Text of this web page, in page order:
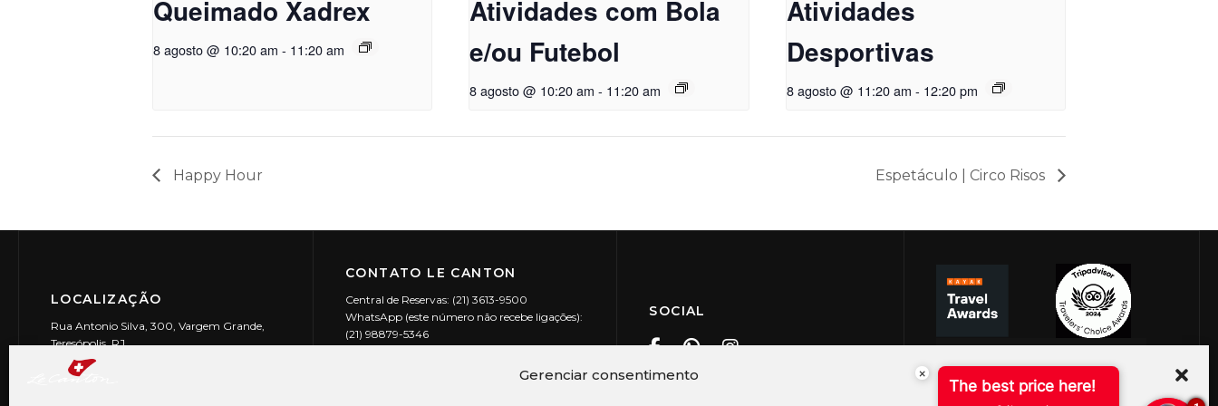
Gerenciar consentimento
Queimado Xadrex
8 agosto @ 10:20 am - 11:20 am
Atividades com Bola
e/ou Futebol
8 agosto @ 10:20 am - 11:20 am
Atividades
Desportivas
8 agosto @ 11:20 am - 12:20 pm
Happy Hour Espetáculo | Circo Risos
LOCALIZAÇÃO
Rua Antonio Silva, 300, Vargem Grande,
Teresópolis, RJ
CEP: 25990-150
CONTATO LE CANTON
Central de Reservas: (21) 3613-9500
WhatsApp (este número não recebe ligações):
(21) 98879-5346
SOCIAL
×
The best price here!